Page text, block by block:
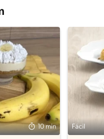
10 min Fácil